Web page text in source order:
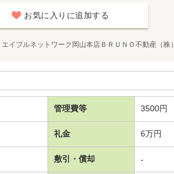
お気に入りに追加する
エイブルネットワーク岡山本店ＢＲＵＮＯ不動産（株）
管理費等 3500円
礼金 6万円
敷引・償却 -